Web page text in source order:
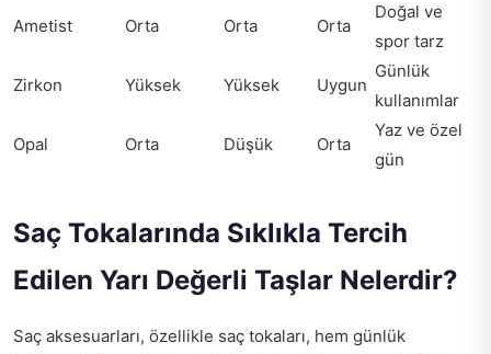
Ametist Orta Orta Orta
Doğal ve
spor tarz
Zirkon Yüksek Yüksek Uygun
Günlük
kullanımlar
Opal Orta Düşük Orta
Yaz ve özel
gün
Saç Tokalarında Sıklıkla Tercih
Edilen Yarı Değerli Taşlar Nelerdir?
Saç aksesuarları, özellikle saç tokaları, hem günlük